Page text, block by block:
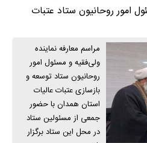
امور روحانیون ستاد عتبات
مراسم معارفه نماینده
ولی‌فقیه و مسئول امور
روحانیون ستاد توسعه و
بازسازی عتبات عالیات
استان همدان با حضور
جمعی از مسئولین ستاد
در محل این ستاد برگزار